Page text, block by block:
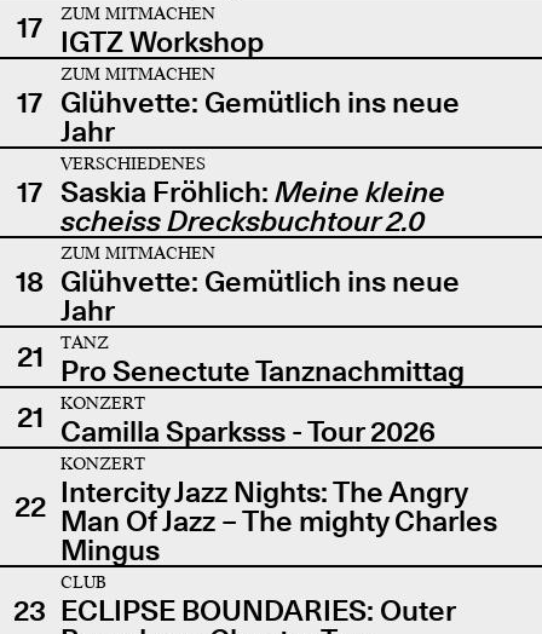
17
ZUM MITMACHEN
IGTZ Workshop
17
ZUM MITMACHEN
Glühvette: Gemütlich ins neue
Jahr
17
VERSCHIEDENES
Saskia Fröhlich: Meine kleine
scheiss Drecksbuchtour 2.0
18
ZUM MITMACHEN
Glühvette: Gemütlich ins neue
Jahr
21
TANZ
Pro Senectute Tanznachmittag
21
KONZERT
Camilla Sparksss - Tour 2026
22
KONZERT
Intercity Jazz Nights: The Angry
Man Of Jazz – The mighty Charles
Mingus
23
CLUB
ECLIPSE BOUNDARIES: Outer